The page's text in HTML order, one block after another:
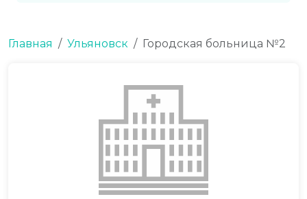
Главная Ульяновск Городская больница №2